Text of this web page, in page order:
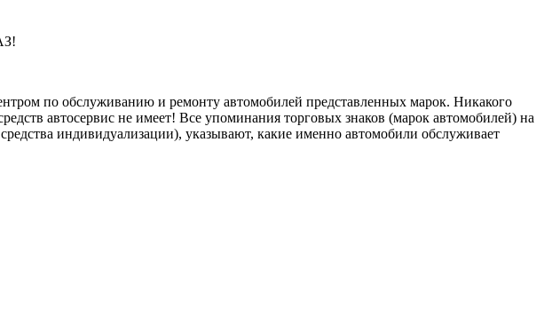
по обслуживанию и ремонту автомобилей представленных марок. Никакого
автосервис не имеет! Все упоминания торговых знаков (марок автомобилей) на
индивидуализации), указывают, какие именно автомобили обслуживает